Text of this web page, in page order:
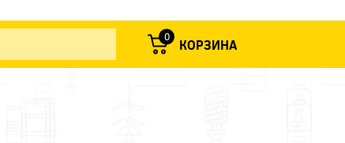
0 КОРЗИНА